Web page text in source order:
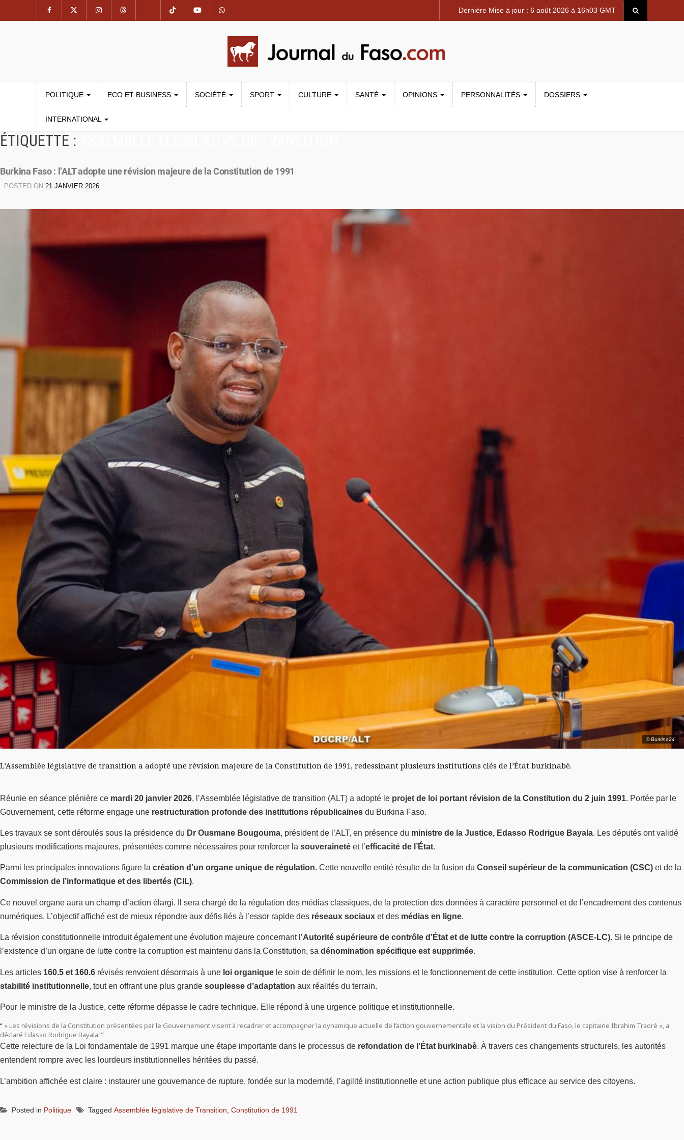
Dernière Mise à jour : 6 août 2026 à 16h03 GMT
POLITIQUE ECO ET BUSINESS SOCIÉTÉ SPORT CULTURE SANTÉ OPINIONS PERSONNALITÉS DOSSIERS
INTERNATIONAL
ÉTIQUETTE :
Burkina Faso : l’ALT adopte une révision majeure de la Constitution de 1991
POSTED ON 21 JANVIER 2026
© Burkina24
L’Assemblée législative de transition a adopté une révision majeure de la Constitution de 1991, redessinant plusieurs institutions clés de l’État burkinabè.
Réunie en séance plénière ce mardi 20 janvier 2026, l’Assemblée législative de transition (ALT) a adopté le projet de loi portant révision de la Constitution du 2 juin 1991. Portée par le
Gouvernement, cette réforme engage une restructuration profonde des institutions républicaines du Burkina Faso.
Les travaux se sont déroulés sous la présidence du Dr Ousmane Bougouma, président de l’ALT, en présence du ministre de la Justice, Edasso Rodrigue Bayala. Les députés ont validé
plusieurs modifications majeures, présentées comme nécessaires pour renforcer la souveraineté et l’efficacité de l’État.
Parmi les principales innovations figure la création d’un organe unique de régulation. Cette nouvelle entité résulte de la fusion du Conseil supérieur de la communication (CSC) et de la
Commission de l’informatique et des libertés (CIL).
Ce nouvel organe aura un champ d’action élargi. Il sera chargé de la régulation des médias classiques, de la protection des données à caractère personnel et de l’encadrement des contenus
numériques. L’objectif affiché est de mieux répondre aux défis liés à l’essor rapide des réseaux sociaux et des médias en ligne.
La révision constitutionnelle introduit également une évolution majeure concernant l’Autorité supérieure de contrôle d’État et de lutte contre la corruption (ASCE-LC). Si le principe de
l’existence d’un organe de lutte contre la corruption est maintenu dans la Constitution, sa dénomination spécifique est supprimée.
Les articles 160.5 et 160.6 révisés renvoient désormais à une loi organique le soin de définir le nom, les missions et le fonctionnement de cette institution. Cette option vise à renforcer la
stabilité institutionnelle, tout en offrant une plus grande souplesse d’adaptation aux réalités du terrain.
Pour le ministre de la Justice, cette réforme dépasse le cadre technique. Elle répond à une urgence politique et institutionnelle.
« Les révisions de la Constitution présentées par le Gouvernement visent à recadrer et accompagner la dynamique actuelle de l’action gouvernementale et la vision du Président du Faso, le capitaine Ibrahim Traoré », a
déclaré Edasso Rodrigue Bayala.
Cette relecture de la Loi fondamentale de 1991 marque une étape importante dans le processus de refondation de l’État burkinabè. À travers ces changements structurels, les autorités
entendent rompre avec les lourdeurs institutionnelles héritées du passé.
L’ambition affichée est claire : instaurer une gouvernance de rupture, fondée sur la modernité, l’agilité institutionnelle et une action publique plus efficace au service des citoyens.
Posted in Politique Tagged Assemblée législative de Transition Constitution de 1991